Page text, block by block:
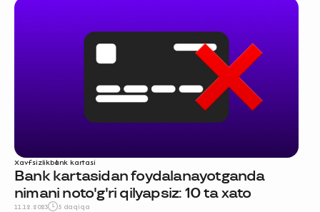
Xavfsizlikbank kartasi
Bank kartasidan foydalanayotganda
nimani noto'g'ri qilyapsiz: 10 ta xato
11.12.2023 5 daqiqa